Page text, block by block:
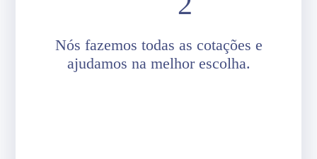
Nós fazemos todas as cotações e
ajudamos na melhor escolha.